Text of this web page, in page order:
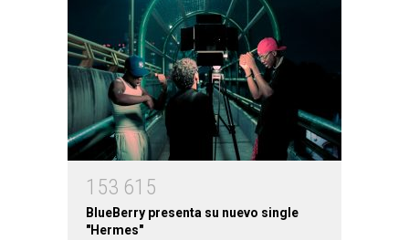
1 53 61 5
BlueBerry presenta su nuevo single
"Hermes"